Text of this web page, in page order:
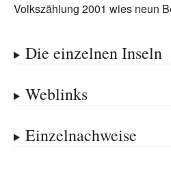
Volkszählung 2001 wies neun
Die einzelnen Inseln
Weblinks
Einzelnachweise